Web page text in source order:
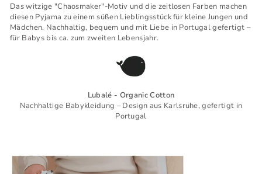
Das witzige "Chaosmaker"-Motiv und die zeitlosen Farben machen
diesen Pyjama zu einem süßen Lieblingsstück für kleine Jungen und
Mädchen. Nachhaltig, bequem und mit Liebe in Portugal gefertigt –
für Babys bis ca. zum zweiten Lebensjahr.
Lubalé - Organic Cotton
Nachhaltige Babykleidung – Design aus Karlsruhe, gefertigt in
Portugal